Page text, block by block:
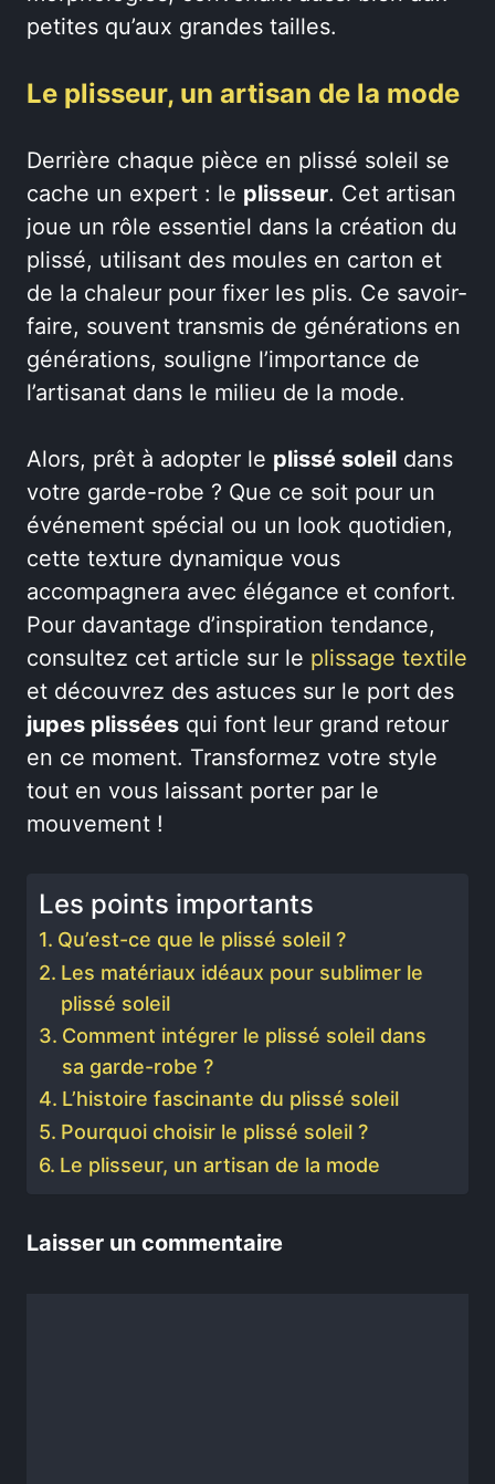
petites qu’aux grandes tailles.
Le plisseur, un artisan de la mode
Derrière chaque pièce en plissé soleil se
cache un expert : le plisseur. Cet artisan
joue un rôle essentiel dans la création du
plissé, utilisant des moules en carton et
de la chaleur pour fixer les plis. Ce savoir-
faire, souvent transmis de générations en
générations, souligne l’importance de
l’artisanat dans le milieu de la mode.
Alors, prêt à adopter le plissé soleil dans
votre garde-robe ? Que ce soit pour un
événement spécial ou un look quotidien,
cette texture dynamique vous
accompagnera avec élégance et confort.
Pour davantage d’inspiration tendance,
consultez cet article sur le plissage textile
et découvrez des astuces sur le port des
jupes plissées qui font leur grand retour
en ce moment. Transformez votre style
tout en vous laissant porter par le
mouvement !
Les points importants
Qu’est-ce que le plissé soleil ?
Les matériaux idéaux pour sublimer le
plissé soleil
Comment intégrer le plissé soleil dans
sa garde-robe ?
L’histoire fascinante du plissé soleil
Pourquoi choisir le plissé soleil ?
Le plisseur, un artisan de la mode
Laisser un commentaire